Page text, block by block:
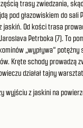
trasy zwiedzania,
pod głazowiskiem do sali
Od kości trasa
Petrboka (7). To
„wypływa“ potężny
Kręte schody prowadzą
działał tajny
wyjściu z jaskini na